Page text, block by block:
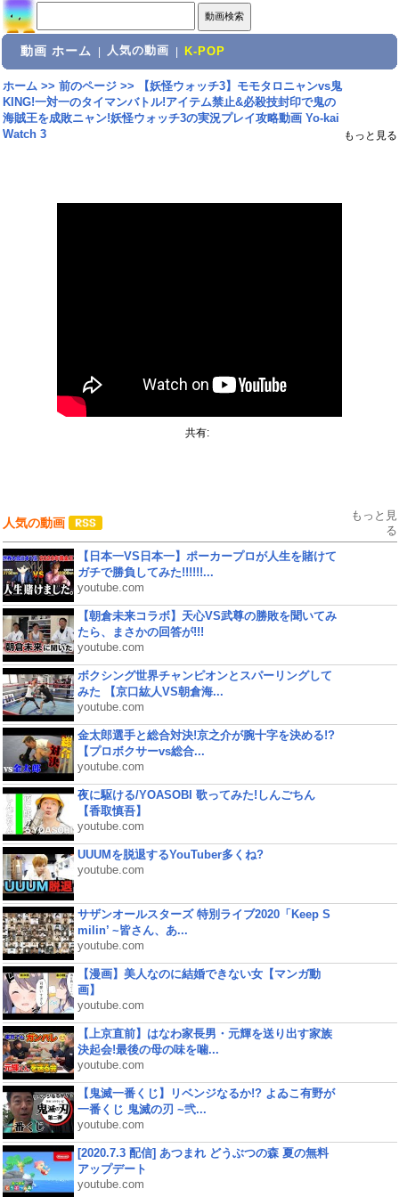
動画 ホーム 人気の動画 K-POP
ホーム>> 前のページ>>
【妖怪ウォッチ3】モモタロニャンvs鬼
KING!一対一のタイマンバトル!アイテム禁止&必殺技封印で鬼の
海賊王を成敗ニャン!妖怪ウォッチ3の実況プレイ攻略動画 Yo-kai
Watch 3
もっと見る
共有:
人気の動画
もっと見
る
【日本一VS日本一】ポーカープロが人生を賭けて
ガチで勝負してみた!!!!!!...
youtube.com
【朝倉未来コラボ】天心VS武尊の勝敗を聞いてみ
たら、まさかの回答が!!!
youtube.com
ボクシング世界チャンピオンとスパーリングして
みた 【京口紘人VS朝倉海...
youtube.com
金太郎選手と総合対決!京之介が腕十字を決める!?
【プロボクサーvs総合...
youtube.com
夜に駆ける/YOASOBI 歌ってみた!しんごちん
【香取慎吾】
youtube.com
UUUMを脱退するYouTuber多くね?
youtube.com
サザンオールスターズ 特別ライブ2020「Keep S
milin’ ~皆さん、あ...
youtube.com
【漫画】美人なのに結婚できない女【マンガ動
画】
youtube.com
【上京直前】はなわ家長男・元輝を送り出す家族
決起会!最後の母の味を噛...
youtube.com
【鬼滅一番くじ】リベンジなるか!? よゐこ有野が
一番くじ 鬼滅の刃 ~弐...
youtube.com
[2020.7.3 配信] あつまれ どうぶつの森 夏の無料
アップデート
youtube.com